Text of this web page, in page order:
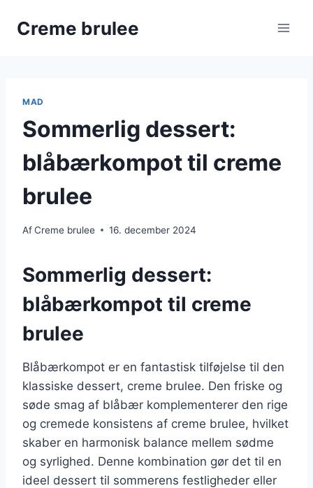
Creme brulee
MAD
Sommerlig dessert:
blåbærkompot til creme
brulee
AfCreme brulee 16. december 2024
Sommerlig dessert:
blåbærkompot til creme
brulee
Blåbærkompot er en fantastisk tilføjelse til den
klassiske dessert, creme brulee. Den friske og
søde smag af blåbær komplementerer den rige
og cremede konsistens af creme brulee, hvilket
skaber en harmonisk balance mellem sødme
og syrlighed. Denne kombination gør det til en
ideel dessert til sommerens festligheder eller